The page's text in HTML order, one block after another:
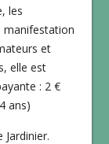
les
manifestation
et
elle est
: 2 €
ans)